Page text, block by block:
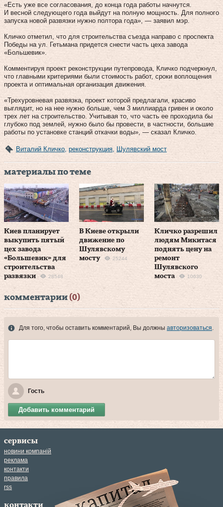
«Есть уже все согласования, до конца года работы начнутся.
И весной следующего года выйдут на полную мощность. Для полного
запуска новой развязки нужно полтора года», — заявил мэр.
Кличко отметил, что для строительства съезда направо с проспекта
Победы на ул. Гетьмана придется снести часть цеха завода
«Большевик».
Комментируя проект реконструкции путепровода, Кличко подчеркнул,
что главными критериями были стоимость работ, сроки воплощения
проекта и оптимальная организация движения.
«Трехуровневая развязка, проект которой предлагали, красиво
выглядит, но на нее нужно больше, чем 3 миллиарда гривен и около
трех лет на строительство. Учитывая то, что часть ее проходила бы
глубоко под землей, нужно было бы провести, в частности, большие
работы по установке станций откачки воды», — сказал Кличко.
Виталий Кличко реконструкция Шулявский мост
материалы по теме
Киев планирует
выкупить пятый
цех завода
«Большевик» для
строительства
развязки
28548
В Киеве открыли
движение по
Шулявскому
мосту
25244
Кличко разрешил
людям Микитася
поднять цену на
ремонт
Шулявского
моста
10630
комментарии (0)
Для того, чтобы оставить комментарий, Вы должны авторизоваться.
Гость
Добавить комментарий
сервисы
новини компаній
реклама
контакти
правила
rss
контакти